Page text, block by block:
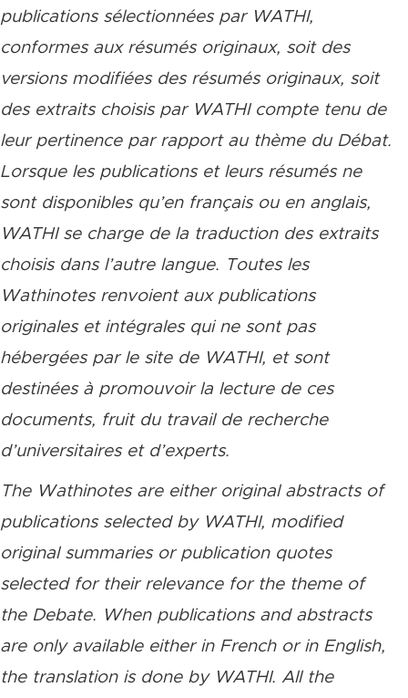
publications sélectionnées par WATHI,
conformes aux résumés originaux, soit des
versions modifiées des résumés originaux, soit
des extraits choisis par WATHI compte tenu de
leur pertinence par rapport au thème du Débat.
Lorsque les publications et leurs résumés ne
sont disponibles qu’en français ou en anglais,
WATHI se charge de la traduction des extraits
choisis dans l’autre langue. Toutes les
Wathinotes renvoient aux publications
originales et intégrales qui ne sont pas
hébergées par le site de WATHI, et sont
destinées à promouvoir la lecture de ces
documents, fruit du travail de recherche
d’universitaires et d’experts.
The Wathinotes are either original abstracts of
publications selected by WATHI, modified
original summaries or publication quotes
selected for their relevance for the theme of
the Debate. When publications and abstracts
are only available either in French or in English,
the translation is done by WATHI. All the